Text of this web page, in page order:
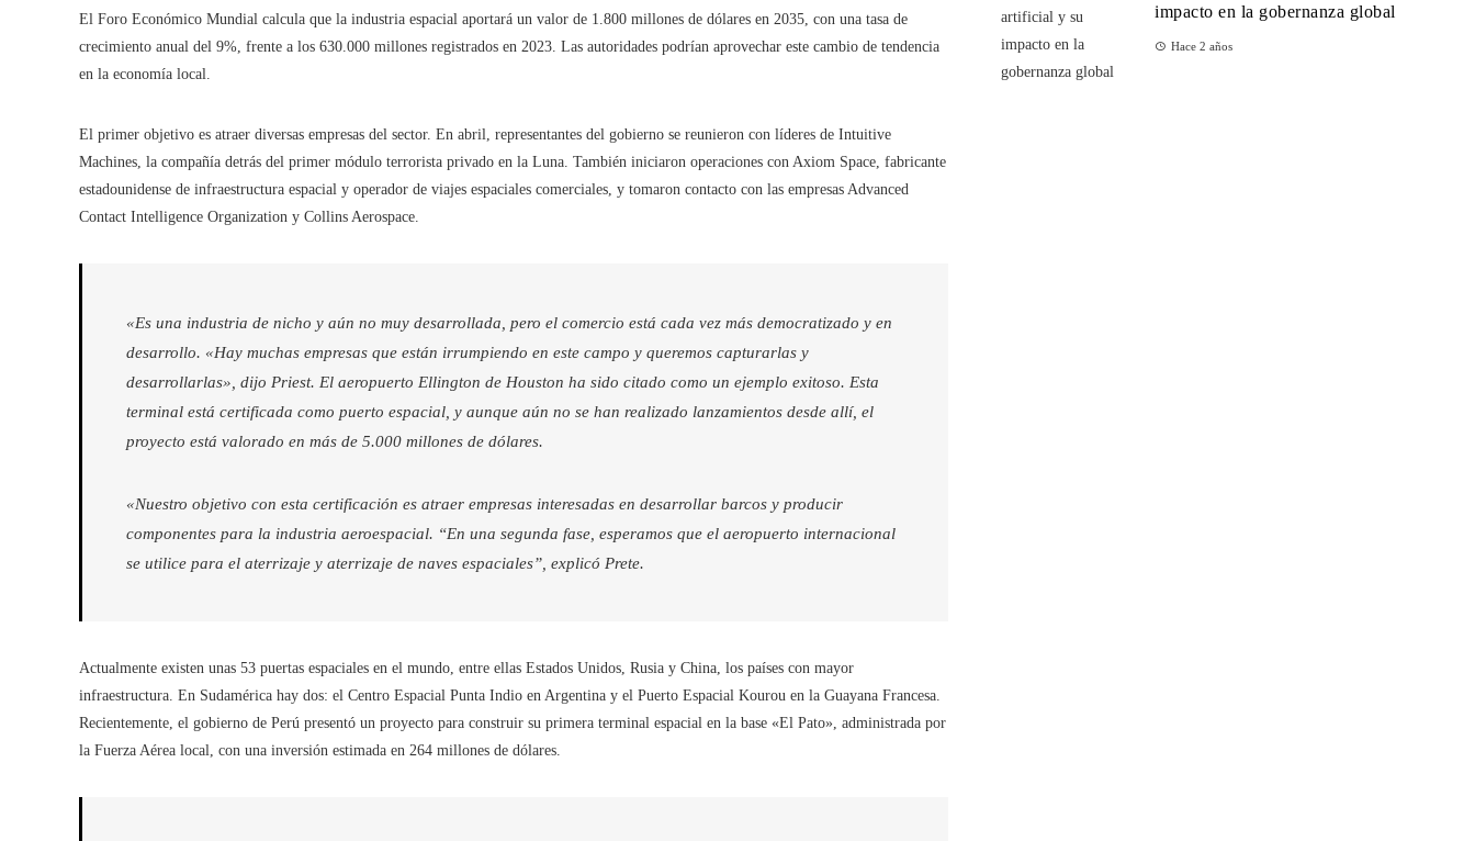
El Foro Económico Mundial calcula que la industria espacial aportará un valor de 1.800 millones de dólares en 2035, con una tasa de
crecimiento anual del 9%, frente a los 630.000 millones registrados en 2023. Las autoridades podrían aprovechar este cambio de tendencia
en la economía local.
El primer objetivo es atraer diversas empresas del sector. En abril, representantes del gobierno se reunieron con líderes de Intuitive
Machines, la compañía detrás del primer módulo terrorista privado en la Luna. También iniciaron operaciones con Axiom Space, fabricante
estadounidense de infraestructura espacial y operador de viajes espaciales comerciales, y tomaron contacto con las empresas Advanced
Contact Intelligence Organization y Collins Aerospace.
«Es una industria de nicho y aún no muy desarrollada, pero el comercio está cada vez más democratizado y en
desarrollo. «Hay muchas empresas que están irrumpiendo en este campo y queremos capturarlas y
desarrollarlas», dijo Priest. El aeropuerto Ellington de Houston ha sido citado como un ejemplo exitoso. Esta
terminal está certificada como puerto espacial, y aunque aún no se han realizado lanzamientos desde allí, el
proyecto está valorado en más de 5.000 millones de dólares.
«Nuestro objetivo con esta certificación es atraer empresas interesadas en desarrollar barcos y producir
componentes para la industria aeroespacial. “En una segunda fase, esperamos que el aeropuerto internacional
se utilice para el aterrizaje y aterrizaje de naves espaciales”, explicó Prete.
Actualmente existen unas 53 puertas espaciales en el mundo, entre ellas Estados Unidos, Rusia y China, los países con mayor
infraestructura. En Sudamérica hay dos: el Centro Espacial Punta Indio en Argentina y el Puerto Espacial Kourou en la Guayana Francesa.
Recientemente, el gobierno de Perú presentó un proyecto para construir su primera terminal espacial en la base «El Pato», administrada por
la Fuerza Aérea local, con una inversión estimada en 264 millones de dólares.
impacto en la gobernanza global
Hace 2 años